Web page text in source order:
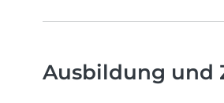
Ausbildung und